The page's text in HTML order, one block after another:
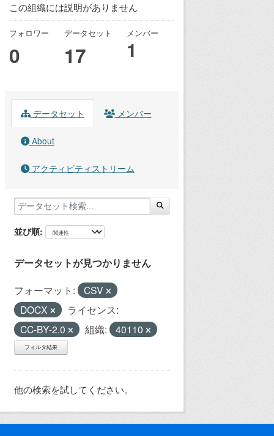
この組織には説明がありません
フォロワー
0
データセット
17
メンバー
1
データセット メンバー
About
アクティビティストリーム
並び順
データセットが見つかりません
フォーマット:
CSV
DOCX
ライセンス:
CC-BY-2.0
組織: 40110
フィルタ結果
他の検索を試してください。